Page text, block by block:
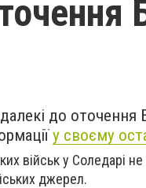
до
у своєму
військ у Соледарі
джерел.